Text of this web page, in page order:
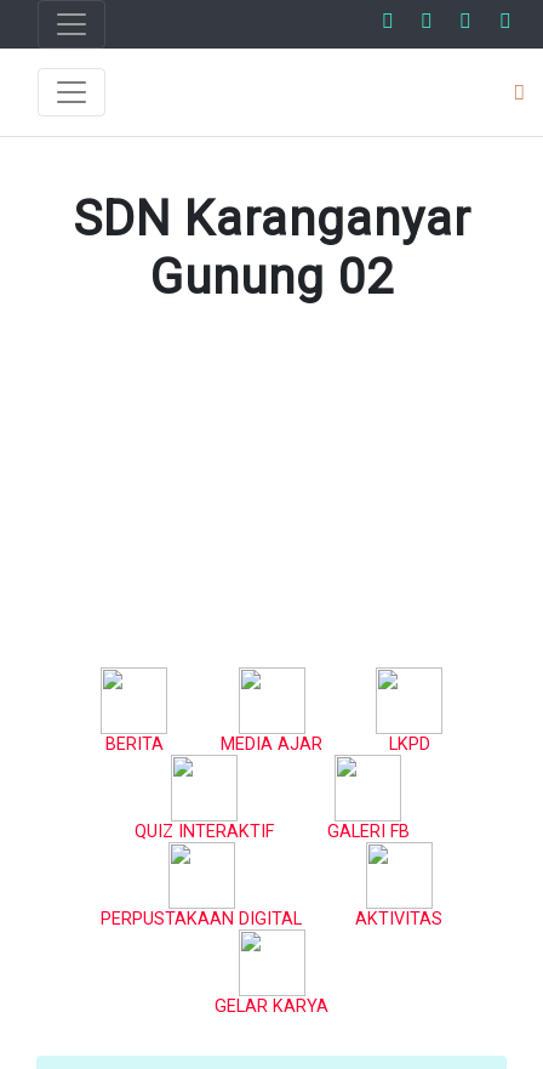
SDN Karanganyar
Gunung 02
BERITA MEDIA AJAR LKPD
QUIZ INTERAKTIF GALERI FB
PERPUSTAKAAN DIGITAL AKTIVITAS
GELAR KARYA